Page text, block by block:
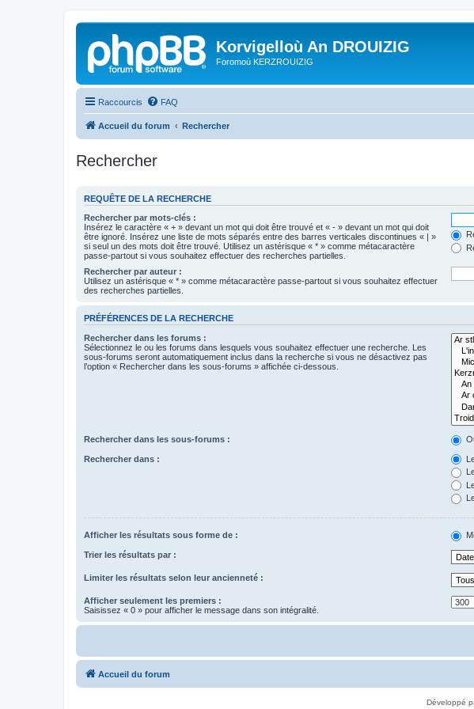
Korvigelloù An DROUIZIG
Foromoù KERZROUIZIG
Raccourcis FAQ
Accueil du forum Rechercher
Rechercher
REQUÊTE DE LA RECHERCHE
Rechercher par mots-clés :
Insérez le caractère « + » devant un mot qui doit être trouvé et « - » devant un mot qui doit
être ignoré. Insérez une liste de mots séparés entre des barres verticales discontinues « | »
si seul un des mots doit être trouvé. Utilisez un astérisque « * » comme métacaractère
passe-partout si vous souhaitez effectuer des recherches partielles.
Rechercher par auteur :
Utilisez un astérisque « * » comme métacaractère passe-partout si vous souhaitez effectuer
des recherches partielles.
PRÉFÉRENCES DE LA RECHERCHE
Rechercher dans les forums :
Sélectionnez le ou les forums dans lesquels vous souhaitez effectuer une recherche. Les
sous-forums seront automatiquement inclus dans la recherche si vous ne désactivez pas
l’option « Rechercher dans les sous-forums » affichée ci-dessous.
Rechercher dans les sous-forums :
Rechercher dans :
Afficher les résultats sous forme de :
Trier les résultats par :
Limiter les résultats selon leur ancienneté :
Afficher seulement les premiers :
Saisissez « 0 » pour afficher le message dans son intégralité.
Accueil du forum
Développé